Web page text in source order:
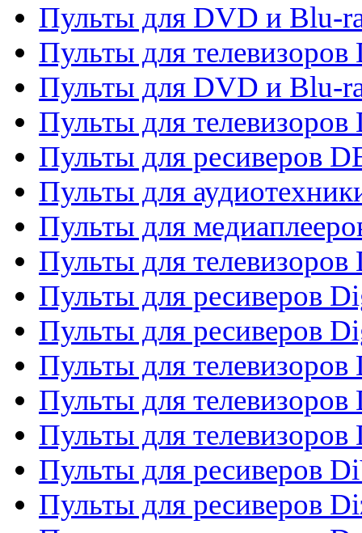
Пульты для DVD и Blu-
Пульты для
Пульты для DVD и Blu-
Пульты для телевизоров
Пульты для ресиверов
Пульты для
Пульты для
Пульты для телевизоров
Пульты для ресиверов
Пульты для ресиверов
Пульты для
Пульты для
Пульты для телевизоров
Пульты для ресиверов
Пульты для ресиверов